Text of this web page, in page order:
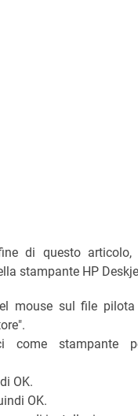
di questo articolo,
stampante HP
mouse sul file pilota
come stampante
OK.
OK.